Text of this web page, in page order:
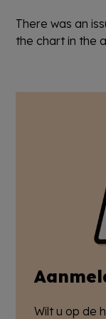
There was an
the chart in the
Wilt u op de